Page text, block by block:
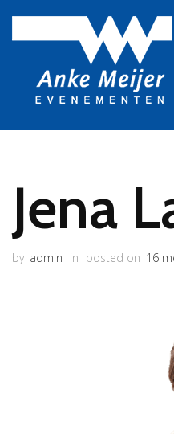
Jena
by admin in posted on 16